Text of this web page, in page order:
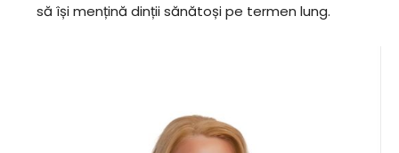
să își mențină dinții sănătoși pe termen lung.